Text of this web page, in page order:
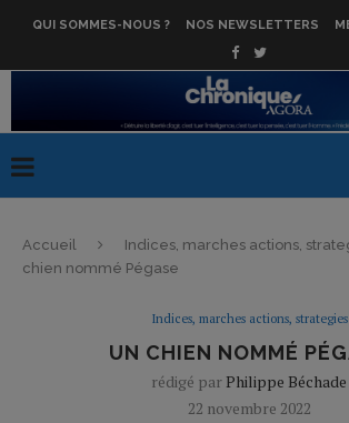
QUI SOMMES-NOUS ? NOS NEWSLETTERS
Accueil Indices, marches actions,
chien nommé Pégase
Indices, marches actions, strategies
UN CHIEN NOMMÉ
rédigé par Philippe Béchade
22 novembre 2022